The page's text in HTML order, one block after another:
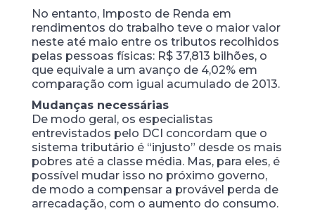
No entanto, Imposto de Renda em
rendimentos do trabalho teve o maior valor
neste até maio entre os tributos recolhidos
pelas pessoas físicas: R$ 37,813 bilhões, o
que equivale a um avanço de 4,02% em
comparação com igual acumulado de 2013.
Mudanças necessárias
De modo geral, os especialistas
entrevistados pelo DCI concordam que o
sistema tributário é “injusto” desde os mais
pobres até a classe média. Mas, para eles, é
possível mudar isso no próximo governo,
de modo a compensar a provável perda de
arrecadação, com o aumento do consumo.